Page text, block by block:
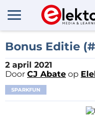
Bonus Editie
2 april 2021
Door CJ Abate op
SPARKFUN